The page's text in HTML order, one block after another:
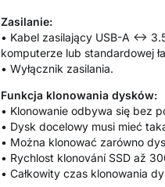
Zasilanie:
• Kabel zasilający USB-A <->
komputerze lub standardowej
• Wyłącznik zasilania.
Funkcja klonowania dysków:
• Klonowanie odbywa się bez
• Dysk docelowy musi mieć
• Można klonować zarówno
• Rychlost klonování SSD až
• Całkowity czas klonowania